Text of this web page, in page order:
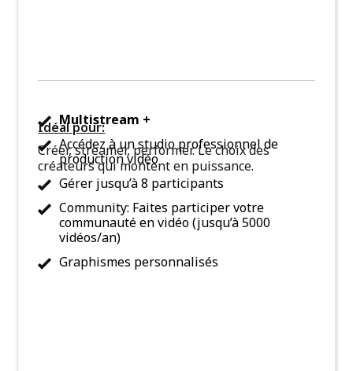
Multistream +
Accédez à un studio professionnel de
production vidéo
Gérer jusqu’à 8 participants
Community: Faites participer votre
communauté en vidéo (jusqu’à 5000
vidéos/an)
Graphismes personnalisés
Idéal pour:
Créer, streamer, performer. Le choix des
créateurs qui montent en puissance.